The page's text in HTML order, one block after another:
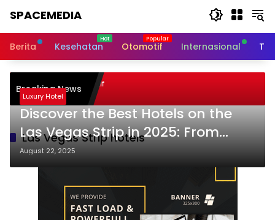
SPACEMEDIA
Berita Kesehatan Otomotif Internasional
Breaking News
Pembelajaran Aktif
Sukses
Las Vegas Strip hotels
Luxury Hotel
Discover the Best Hotels on the
Las Vegas Strip in 2025: From
Budget-Friendly to Luxe Stays!
August 22, 2025